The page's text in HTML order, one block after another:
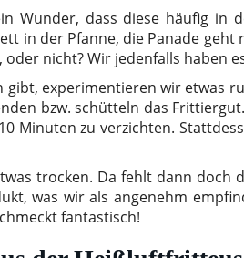
Wunder, dass diese häufig
in der Pfanne, die Panade
nicht? Wir jedenfalls haben
gibt, experimentieren wir etwas
bzw. schütteln das
Minuten zu verzichten.
trocken. Da fehlt dann
was wir als angenehm
fantastisch!